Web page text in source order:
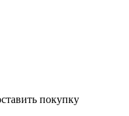
покупку